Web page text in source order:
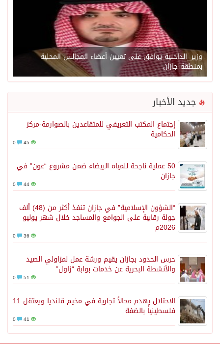
وزير_الداخلية يوافق على تعيين أعضاء المجالس المحلية
بمنطقة جازان
جديد الأخبار
إجتماع المكتب التعريفي للمتقاعدين بالصوارمة-مركز
الحكامية
45
50 عملية ناجحة للمياه البيضاء ضمن مشروع “عون” في
جازان
44
“الشؤون الإسلامية” في جازان تنفذ أكثر من (48) ألف
جولة رقابية على الجوامع والمساجد خلال شهر يوليو
2026م
36
حرس الحدود بجازان يقيم ورشة عمل لمزاولي الصيد
والأنشطة البحرية عن خدمات بوابة “زاول”
51
الاحتلال يهدم محالاً تجارية في مخيم قلنديا ويعتقل 11
فلسطينياً بالضفة
41